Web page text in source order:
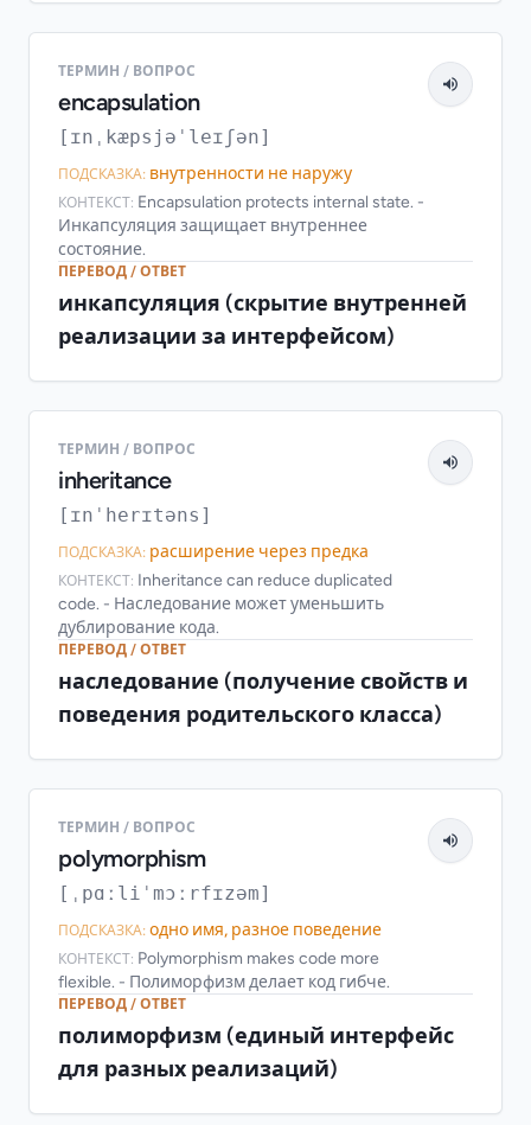
ТЕРМИН / ВОПРОС
encapsulation
[ɪnˌkæpsjəˈleɪʃən]
ПОДСКАЗКА: внутренности не наружу
КОНТЕКСТ: Encapsulation protects internal state. -
Инкапсуляция защищает внутреннее
состояние.
ПЕРЕВОД / ОТВЕТ
инкапсуляция (скрытие внутренней
реализации за интерфейсом)
ТЕРМИН / ВОПРОС
inheritance
[ɪnˈherɪtəns]
ПОДСКАЗКА: расширение через предка
КОНТЕКСТ:
Inheritance can reduce duplicated
code. - Наследование может уменьшить
дублирование кода.
ПЕРЕВОД / ОТВЕТ
наследование (получение свойств и
поведения родительского класса)
ТЕРМИН / ВОПРОС
polymorphism
[ˌpɑːliˈmɔːrfɪzəm]
ПОДСКАЗКА: одно имя, разное поведение
КОНТЕКСТ: Polymorphism makes code more
flexible. - Полиморфизм делает код гибче.
ПЕРЕВОД / ОТВЕТ
полиморфизм (единый интерфейс
для разных реализаций)